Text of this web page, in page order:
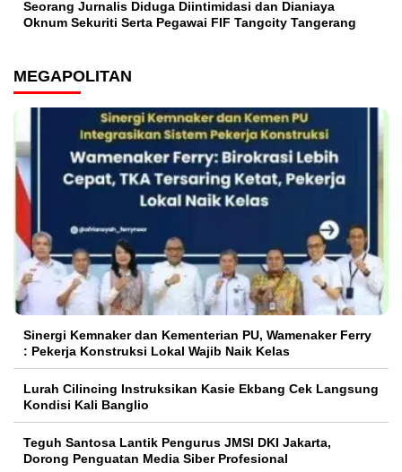
Seorang Jurnalis Diduga Diintimidasi dan Dianiaya
Oknum Sekuriti Serta Pegawai FIF Tangcity Tangerang
MEGAPOLITAN
Sinergi Kemnaker dan Kementerian PU, Wamenaker Ferry
: Pekerja Konstruksi Lokal Wajib Naik Kelas
Lurah Cilincing Instruksikan Kasie Ekbang Cek Langsung
Kondisi Kali Banglio
Teguh Santosa Lantik Pengurus JMSI DKI Jakarta,
Dorong Penguatan Media Siber Profesional